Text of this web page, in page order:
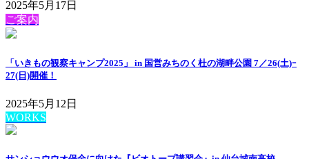
2025年5月17日
ご案内
「いきもの観察キャンプ2025」 in 国営みちのく杜の湖畔公園 7／26(土)ｰ
27(日)開催！
2025年5月12日
WORKS